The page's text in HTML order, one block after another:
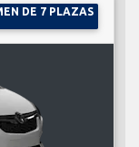
DE 7 PLAZAS